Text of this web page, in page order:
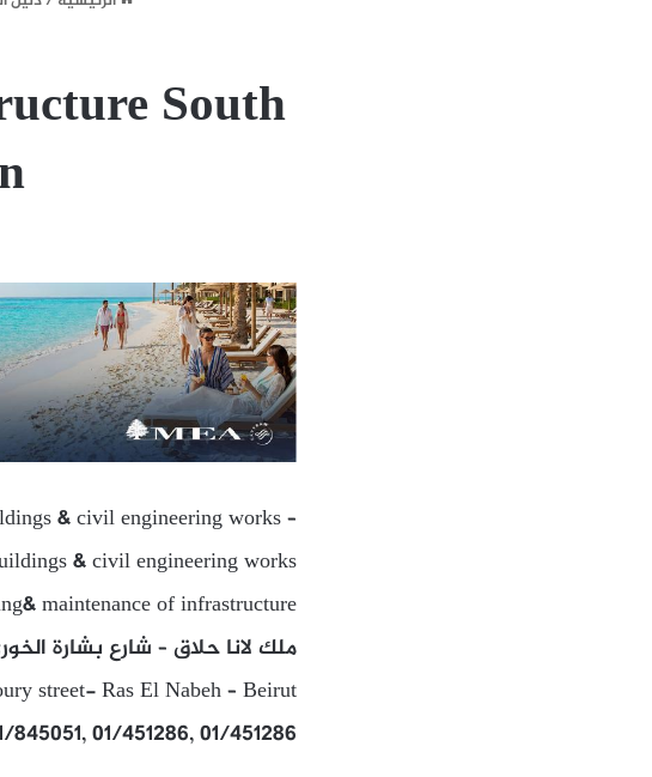
South
& civil engineering works –
& civil engineering works
maintenance of infrastructure
ملك لانا حلاق – شارع بشارة
street- Ras El Nabeh – Beirut
845051, 01/451286, 01/451286